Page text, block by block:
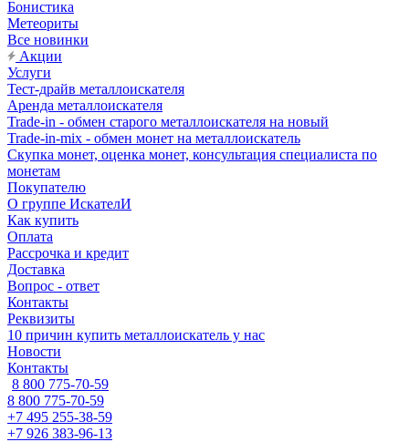
Бонистика
Метеориты
Все новинки
Акции
Услуги
Тест-драйв металлоискателя
Аренда металлоискателя
Trade-in - обмен старого металлоискателя на новый
Trade-in-mix - обмен монет на металлоискатель
Скупка монет, оценка монет, консультация специалиста по
монетам
Покупателю
О группе ИскателИ
Как купить
Оплата
Рассрочка и кредит
Доставка
Вопрос - ответ
Контакты
Реквизиты
10 причин купить металлоискатель у нас
Новости
Контакты
8 800 775-70-59
8 800 775-70-59
+7 495 255-38-59
+7 926 383-96-13